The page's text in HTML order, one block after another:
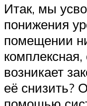
Итак, мы
понижения
помещении
возникает
её снизить?